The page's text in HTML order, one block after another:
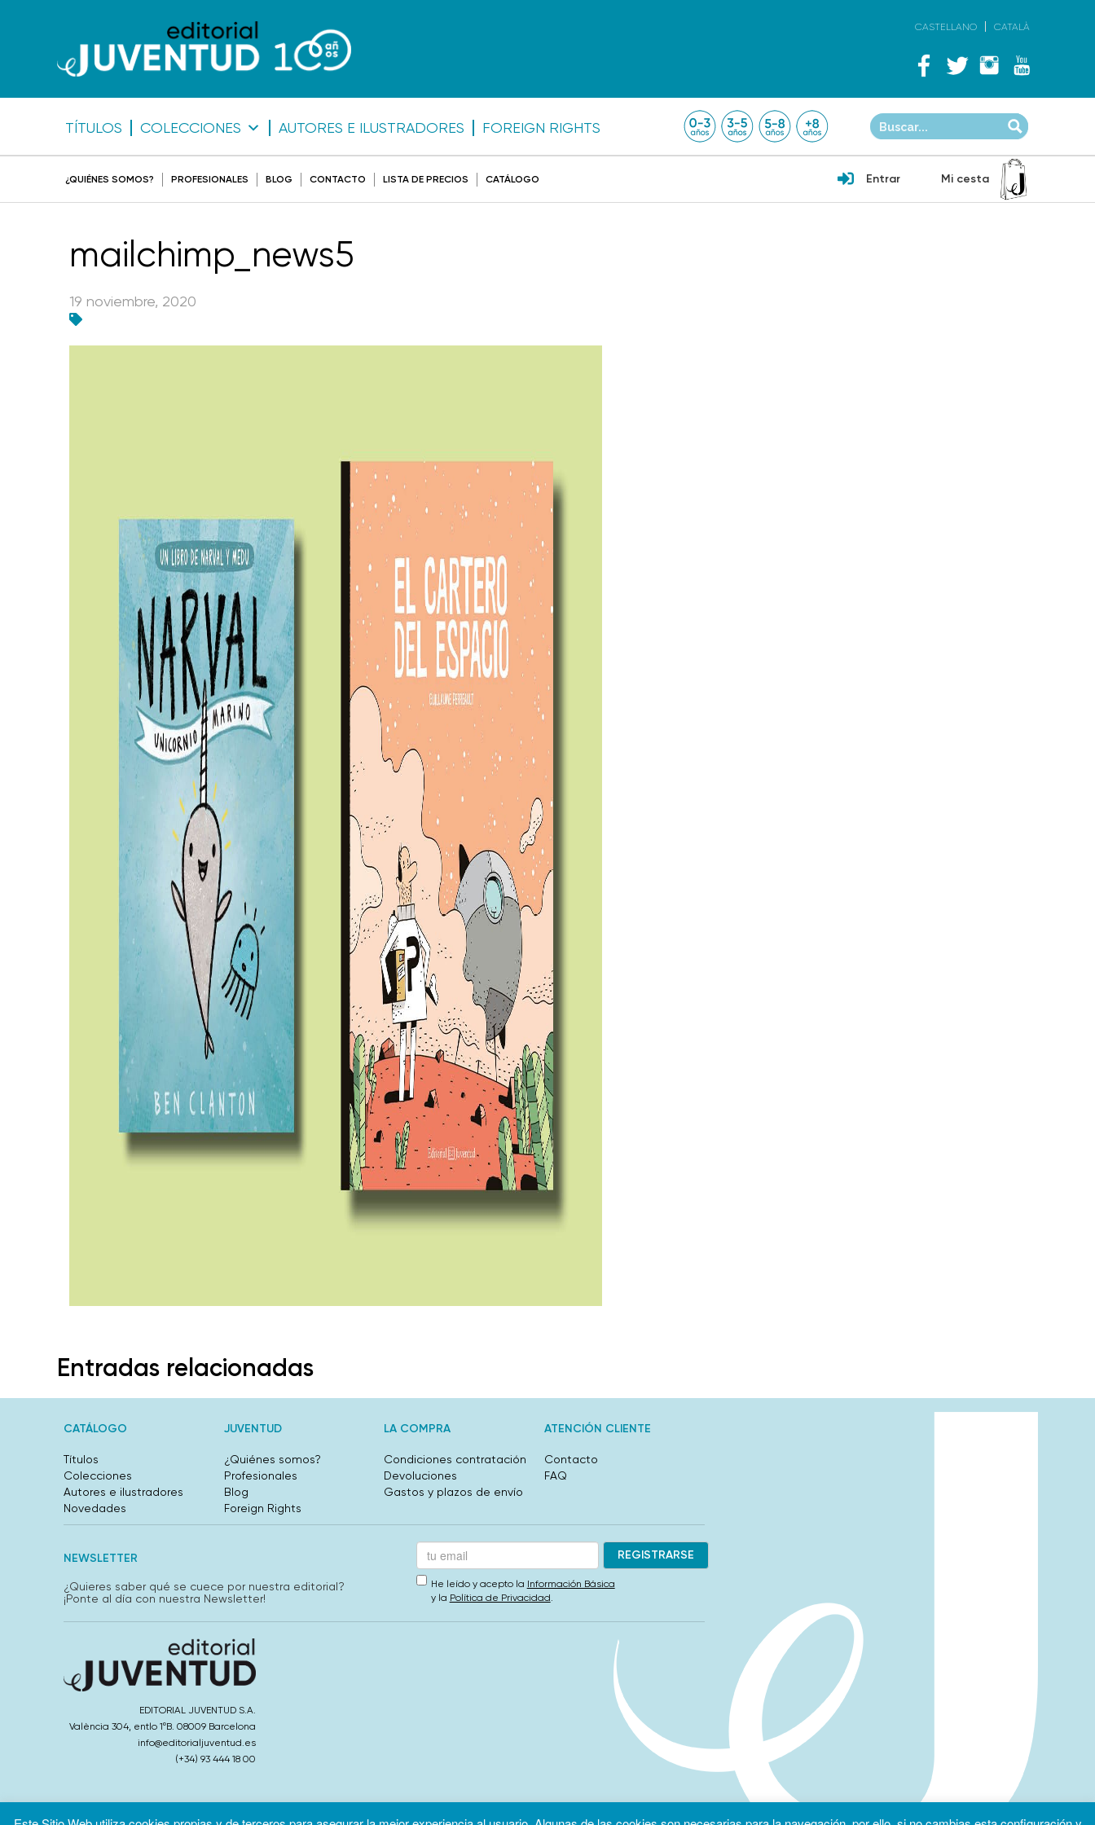
CASTELLANO CATALÀ
TÍTULOS COLECCIONES AUTORES E ILUSTRADORES FOREIGN RIGHTS
¿QUIÉNES SOMOS? PROFESIONALES BLOG CONTACTO LISTA DE PRECIOS CATÁLOGO Entrar Mi cesta
mailchimp_news5
19 noviembre, 2020
Entradas relacionadas
CATÁLOGO
Títulos
Colecciones
Autores e ilustradores
Novedades
JUVENTUD
¿Quiénes somos?
Profesionales
Blog
Foreign Rights
LA COMPRA
Condiciones contratación
Devoluciones
Gastos y plazos de envío
ATENCIÓN CLIENTE
Contacto
FAQ
NEWSLETTER
¿Quieres saber qué se cuece por nuestra editorial?
¡Ponte al día con nuestra Newsletter!
He leído y acepto la Información Básica
y la Política de Privacidad.
EDITORIAL JUVENTUD S.A.
València 304, entlo 1ºB. 08009 Barcelona
info@editorialjuventud.es
(+34) 93 444 18 00